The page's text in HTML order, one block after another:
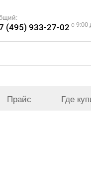
(495) 933-27-02 c 9:00
Прайс Где